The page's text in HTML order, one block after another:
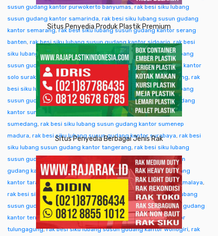
susun gudang kantor purwokerto banyumas, rak besi siku lubang
susun gudang kantor samarinda, rak besi siku lubang susun gudang
kantor semarang,rak besi siku lubang susun gudang kantor serang
banten, rak besi siku lubang susun gudang kantor sidoarjo,rak besi
siku lubang susun gudang kantor singkawang,rak besi siku lubang
susun gudang kantor sofifi,rak besi siku lubang susun gudang kantor
solo surakarta,rak besi siku lubang susun gudang kantor sorong, rak
besi siku lubang susun gudang kantor subang,rak besi siku lubang
susun gudang kantor sukabumi,rak besi siku lubang susun gudang
kantor sumba ntt
rak besi siku lubang susun gudang kantor
sumedang, rak besi siku lubang susun gudang kantor sumenep
madura, rak besi siku lubang susun gudang kantor surabaya, rak besi
siku lubang susun gudang kantor tangerang, rak besi siku lubang
susun gudang kantor tangjung selor
rak besi siku lubang susun
gudang kantor tanjungpinang,rak besi siku lubang susun gudang
kantor tarakan, rak besi siku lubang susun gudang kantor tasikmalaya,
rak besi siku lubang susun gudang kantor tegal,rak besi siku lubang
susun gudang kantor temanggung,rak besi siku lubang susun gudang
kantor ternate tidore,rak besi siku lubang susun gudang kantor
tulungagung,rak besi siku lubang susun gudang kantor wonogiri, rak
Situs Penyedia Produk Plastik Premium
Situs Penyedia Berbagai Jenis Rak